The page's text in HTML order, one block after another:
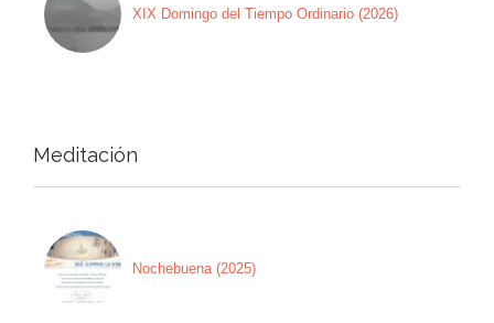
XIX Domingo del Tiempo Ordinario (2026)
Meditación
Nochebuena (2025)